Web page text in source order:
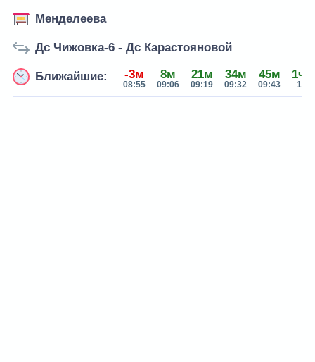
Менделеева
Дс Чижовка-6 - Дс Карастояновой
Ближайшие: -3м
08:55
8м
09:06
21м
09:19
34м
09:32
45м
09:43
1ч